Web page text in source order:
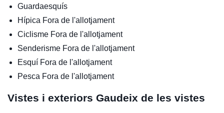
Guardaesquís
Hípica Fora de l'allotjament
Ciclisme Fora de l'allotjament
Senderisme Fora de l'allotjament
Esquí Fora de l'allotjament
Pesca Fora de l'allotjament
Vistes i exteriors Gaudeix de les vistes